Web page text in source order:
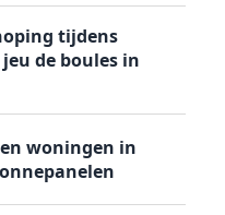
tijdens
de boules in
woningen in